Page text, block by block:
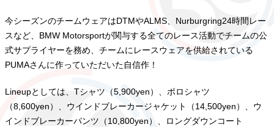
今シーズンのチームウェアはDTMやALMS、Nurburgring24時間レー
スなど、BMW Motorsportが関与する全てのレース活動でチームの公
式サプライヤーを務め、チームにレースウェアを供給されている
PUMAさんに作っていただいた自信作！
Lineupとしては、Tシャツ（5,900yen）、ポロシャツ
（8,600yen）、ウインドブレーカージャケット（14,500yen）、ウ
インドブレーカーパンツ（10,800yen）、ロングダウンコート